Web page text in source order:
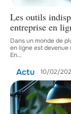
Les outils
entreprise en
Dans un monde de
en ligne est devenue
En…
Actu 10/02/